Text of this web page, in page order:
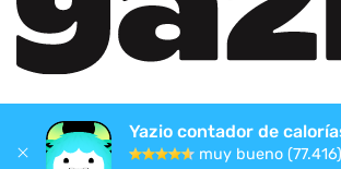
Yazio contador de
muy bueno (77.416)